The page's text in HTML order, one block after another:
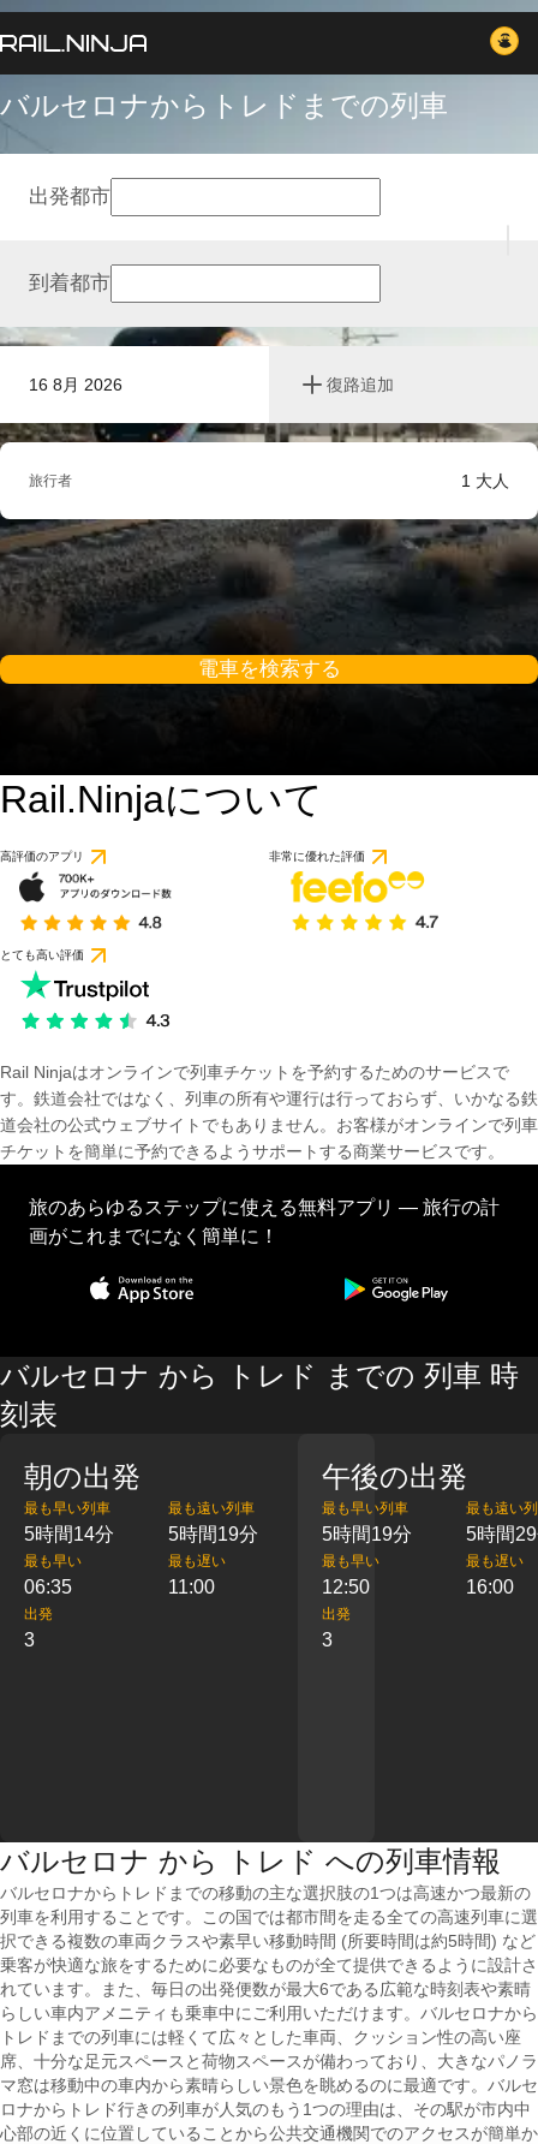
バルセロナからトレドまでの列車
16 8月 2026 復路追加
出発都市
到着都市
旅行者 1 大人
電車を検索する
Rail.Ninjaについて
高評価のアプリ 非常に優れた評価
とても高い評価
Rail Ninjaはオンラインで列車チケットを予約するためのサービスで
す。鉄道会社ではなく、列車の所有や運行は行っておらず、いかなる鉄
道会社の公式ウェブサイトでもありません。お客様がオンラインで列車
チケットを簡単に予約できるようサポートする商業サービスです。
旅のあらゆるステップに使える無料アプリ — 旅行の計
画がこれまでになく簡単に！
バルセロナ から トレド までの 列車 時
刻表
朝の出発
最も早い列車
5時間14分
最も遠い列車
5時間19分
最も早い
06:35
最も遅い
11:00
出発
3
午後の出発
最も早い列車
5時間19分
最も遠い
5時間
最も早い
12:50
最も遅い
16:00
出発
3
バルセロナ から トレド への列車情報
バルセロナからトレドまでの移動の主な選択肢の1つは高速かつ最新の
列車を利用することです。この国では都市間を走る全ての高速列車に選
択できる複数の車両クラスや素早い移動時間 (所要時間は約5時間) など
乗客が快適な旅をするために必要なものが全て提供できるように設計さ
れています。また、毎日の出発便数が最大6である広範な時刻表や素晴
らしい車内アメニティも乗車中にご利用いただけます。バルセロナから
トレドまでの列車には軽くて広々とした車両、クッション性の高い座
席、十分な足元スペースと荷物スペースが備わっており、大きなパノラ
マ窓は移動中の車内から素晴らしい景色を眺めるのに最適です。バルセ
ロナからトレド行きの列車が人気のもう1つの理由は、その駅が市内中
心部の近くに位置していることから公共交通機関でのアクセスが簡単か